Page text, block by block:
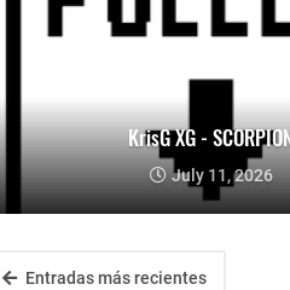
KrisG XG -
July 11, 2026
Entradas más recientes